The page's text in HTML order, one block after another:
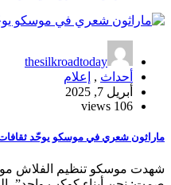
thesilkroadtoday
أحداث ,
إعلام
أبريل 7, 2025
106 views
ماراثون شعري في موسكو يوحّد
شهدت موسكو تنظيم الفلاش